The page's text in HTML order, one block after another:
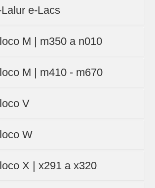
e-Lacs
M | m350 a n010
M | m410 - m670
V
W
X | x291 a x320